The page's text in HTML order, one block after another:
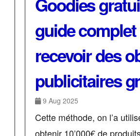
Goodies
guide
recevoir des
publicitaires
9 Aug 2025
Cette méthode, on l’a
obtenir 10’000€ de